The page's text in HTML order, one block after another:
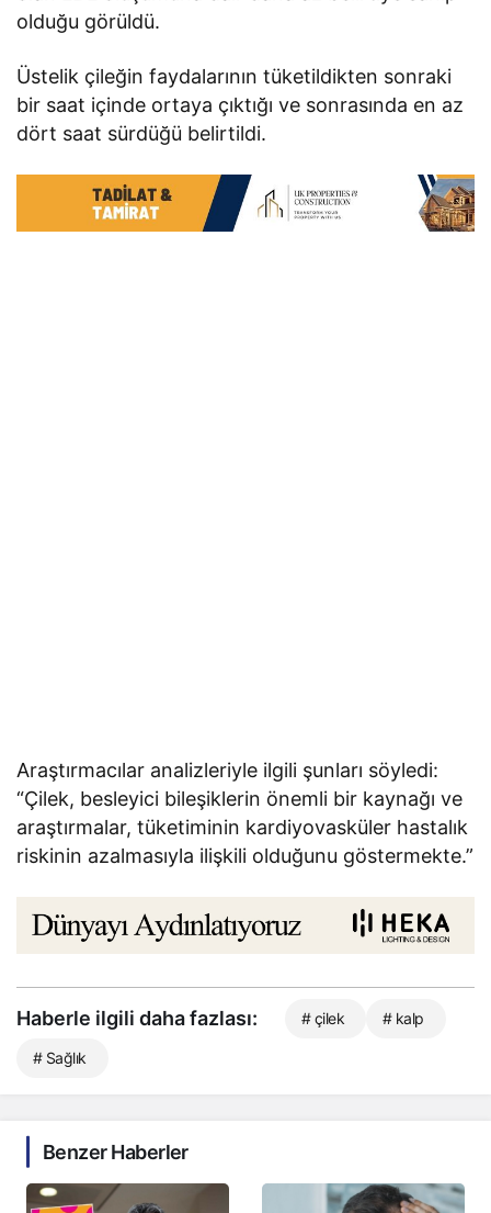
olduğu görüldü.
Üstelik çileğin faydalarının tüketildikten sonraki
bir saat içinde ortaya çıktığı ve sonrasında en az
dört saat sürdüğü belirtildi.
Araştırmacılar analizleriyle ilgili şunları söyledi:
“Çilek, besleyici bileşiklerin önemli bir kaynağı ve
araştırmalar, tüketiminin kardiyovasküler hastalık
riskinin azalmasıyla ilişkili olduğunu göstermekte.”
Haberle ilgili daha fazlası: # çilek # kalp
# Sağlık
Benzer Haberler